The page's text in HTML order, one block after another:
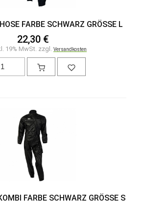
FARBE SCHWARZ GRÖSSE L
22,30 €
19% MwSt. zzgl. Versandkosten
FARBE SCHWARZ GRÖSSE S